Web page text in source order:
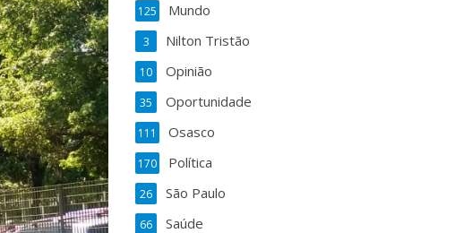
Mundo
125
Nilton Tristão
3
Opinião
10
Oportunidade
35
Osasco
111
Política
170
São Paulo
26
Saúde
66